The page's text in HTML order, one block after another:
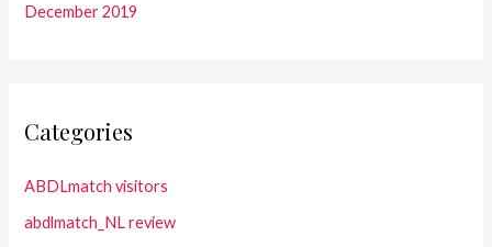
December 2019
Categories
ABDLmatch visitors
abdlmatch_NL review